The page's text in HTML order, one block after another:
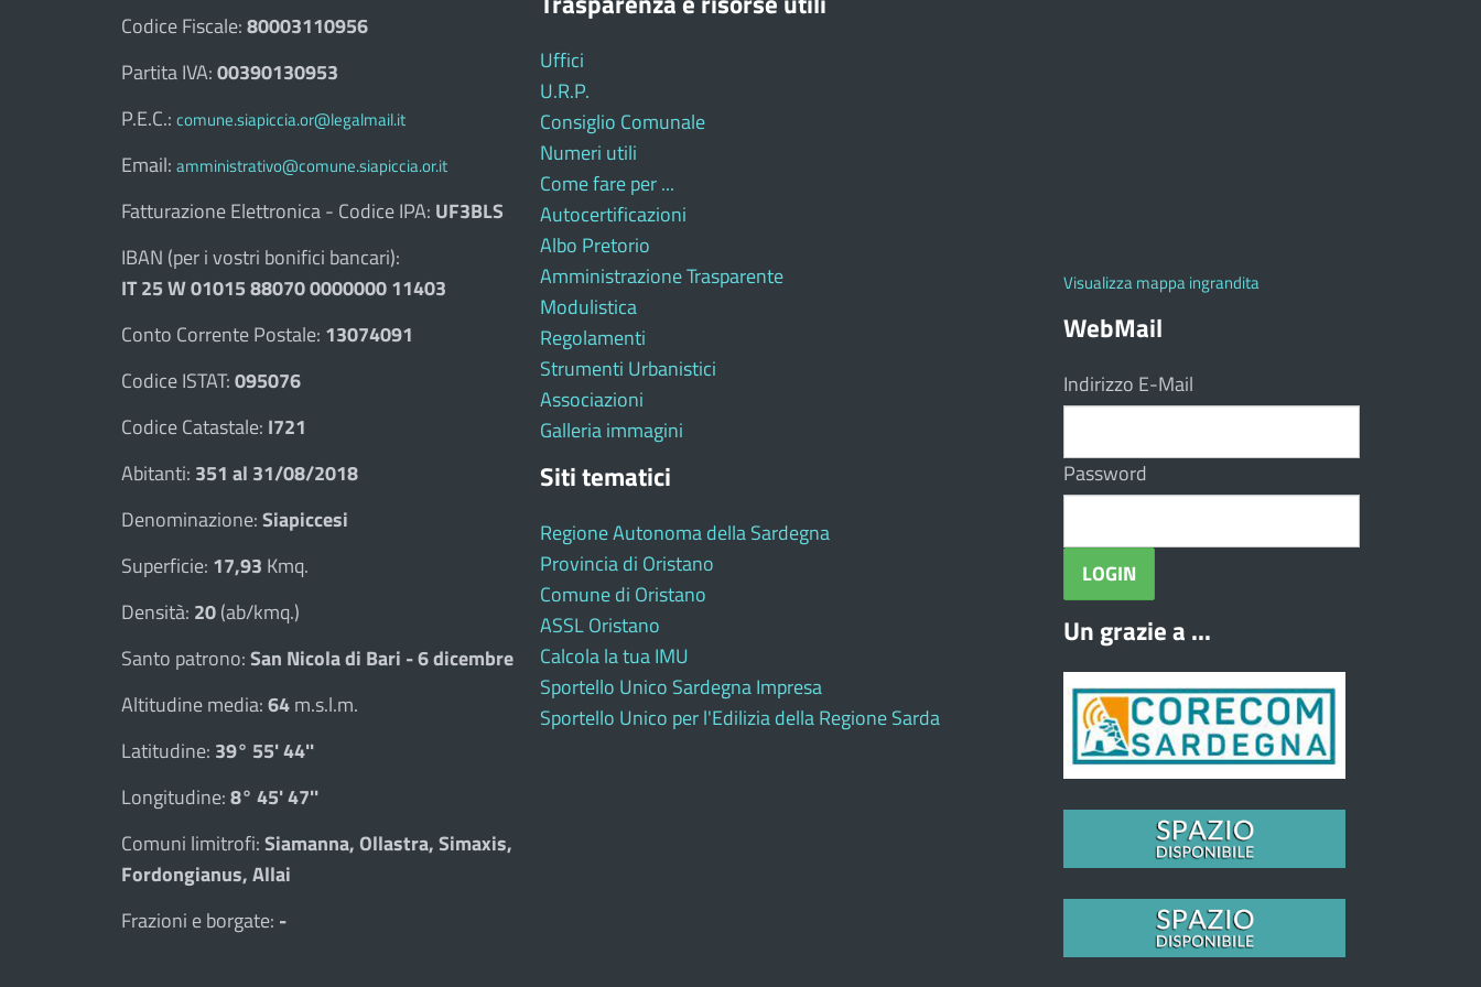
Codice Fiscale:80003110956
Partita IVA:00390130953
P.E.C.: comune.siapiccia.or@legalmail.it
Email: amministrativo@comune.siapiccia.or.it
Fatturazione Elettronica - Codice IPA: UF3BLS
IBAN (per i vostri bonifici bancari):
IT 25 W 01015 88070 0000000 11403
Conto Corrente Postale: 13074091
Codice ISTAT:095076
Codice Catastale: I721
Abitanti: 351 al 31/08/2018
Denominazione:Siapiccesi
Superficie: 17,93 Kmq.
Densità: 20(ab/kmq.)
Santo patrono:San Nicola di Bari - 6 dicembre
Altitudine media:64m.s.l.m.
Latitudine: 39° 55' 44''
Longitudine:8° 45' 47''
Comuni limitrofi:Siamanna, Ollastra, Simaxis,
Fordongianus, Allai
Frazioni e borgate: -
Uffici
U.R.P.
Consiglio Comunale
Numeri utili
Come fare per ...
Autocertificazioni
Albo Pretorio
Amministrazione Trasparente
Modulistica
Regolamenti
Strumenti Urbanistici
Associazioni
Galleria immagini
Siti tematici
Regione Autonoma della Sardegna
Provincia di Oristano
Comune di Oristano
ASSL Oristano
Calcola la tua IMU
Sportello Unico Sardegna Impresa
Sportello Unico per l'Edilizia della Regione Sarda
Visualizza mappa ingrandita
WebMail
Indirizzo E-Mail
Password
Un grazie a ...